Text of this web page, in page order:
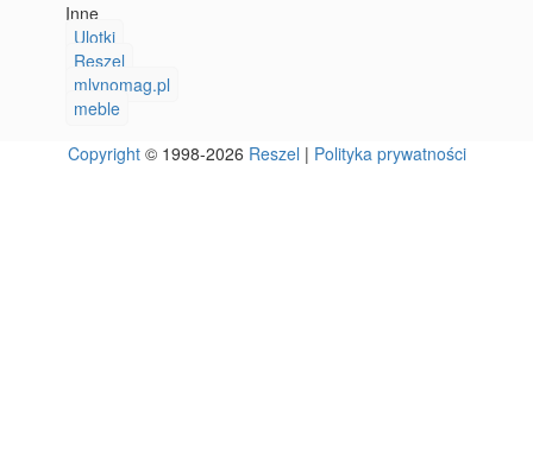
Inne
Ulotki
Reszel
mlynomag.pl
meble
Copyright© 1998-2026 Reszel | Polityka prywatności